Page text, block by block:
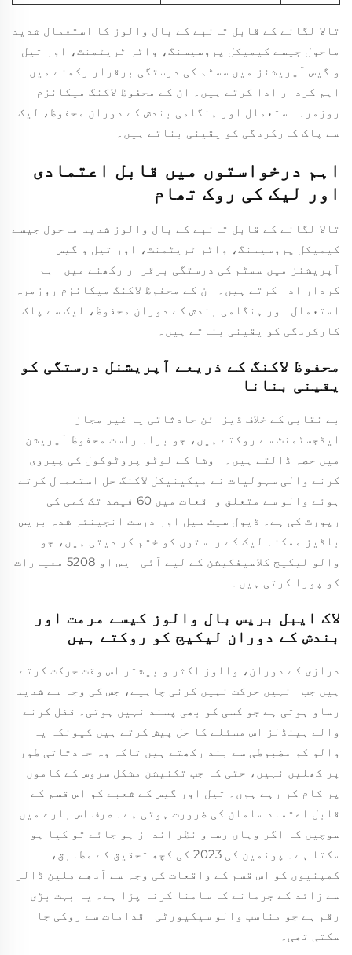
تالا لگانے کے قابل تانبے کے بال والوز کا استعمال شدید
ماحول جیسے کیمیکل پروسیسنگ، واٹر ٹریٹمنٹ، اور تیل
و گیس آپریشنز میں سسٹم کی درستگی برقرار رکھنے میں
اہم کردار ادا کرتے ہیں۔ ان کے محفوظ لاکنگ میکانزم
روزمرہ استعمال اور ہنگامی بندش کے دوران محفوظ، لیک
سے پاک کارکردگی کو یقینی بناتے ہیں۔
اہم درخواستوں میں قابل اعتمادی
اور لیک کی روک تھام
تالا لگانے کے قابل تانبے کے بال والوز شدید ماحول جیسے
کیمیکل پروسیسنگ، واٹر ٹریٹمنٹ، اور تیل و گیس
آپریشنز میں سسٹم کی درستگی برقرار رکھنے میں اہم
کردار ادا کرتے ہیں۔ ان کے محفوظ لاکنگ میکانزم روزمرہ
استعمال اور ہنگامی بندش کے دوران محفوظ، لیک سے پاک
کارکردگی کو یقینی بناتے ہیں۔
محفوظ لاکنگ کے ذریعے آپریشنل درستگی کو
یقینی بنانا
بے نقابی کے خلاف ڈیزائن حادثاتی یا غیر مجاز
ایڈجسٹمنٹ سے روکتے ہیں، جو براہ راست محفوظ آپریشن
میں حصہ ڈالتے ہیں۔ اوشا کے لوٹو پروٹوکول کی پیروی
کرنے والی سہولیات نے میکینیکل لاکنگ حل استعمال کرتے
ہوئے والو سے متعلق واقعات میں 60 فیصد تک کمی کی
رپورٹ کی ہے۔ ڈیول سیٹ سیل اور درست انجینئر شدہ بریس
باڈیز ممکنہ لیک کے راستوں کو ختم کر دیتی ہیں، جو
والو لیکیج کلاسیفکیشن کے لیے آئی ایس او 5208 معیارات
کو پورا کرتی ہیں۔
لاک ایبل بریس بال والوز کیسے مرمت اور
بندش کے دوران لیکیج کو روکتے ہیں
درازی کے دوران، والوز اکثر و بیشتر اس وقت حرکت کرتے
ہیں جب انہیں حرکت نہیں کرنی چاہیے، جس کی وجہ سے شدید
رساو ہوتی ہے جو کسی کو بھی پسند نہیں ہوتی۔ قفل کرنے
والے ہینڈلز اس مسئلے کا حل پیش کرتے ہیں کیونکہ یہ
والو کو مضبوطی سے بند رکھتے ہیں تاکہ وہ حادثاتی طور
پر کھلیں نہیں، حتیٰ کہ جب تکنیشن مشکل سروس کے کاموں
پر کام کر رہے ہوں۔ تیل اور گیس کے شعبے کو اس قسم کے
قابل اعتماد سامان کی ضرورت ہوتی ہے۔ صرف اس بارے میں
سوچیں کہ اگر وہاں رساو نظر انداز ہو جائے تو کیا ہو
سکتا ہے۔ پونمین کی 2023 کی کچھ تحقیق کے مطابق،
کمپنیوں کو اس قسم کے واقعات کی وجہ سے آدھے ملین ڈالر
سے زائد کے جرمانے کا سامنا کرنا پڑا ہے۔ یہ بہت بڑی
رقم ہے جو مناسب والو سیکیورٹی اقدامات سے روکی جا
سکتی تھی۔